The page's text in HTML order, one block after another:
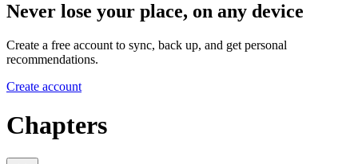
Never lose your place, on any device
Create a free account to sync, back up, and get personal
recommendations.
Create account
Chapters